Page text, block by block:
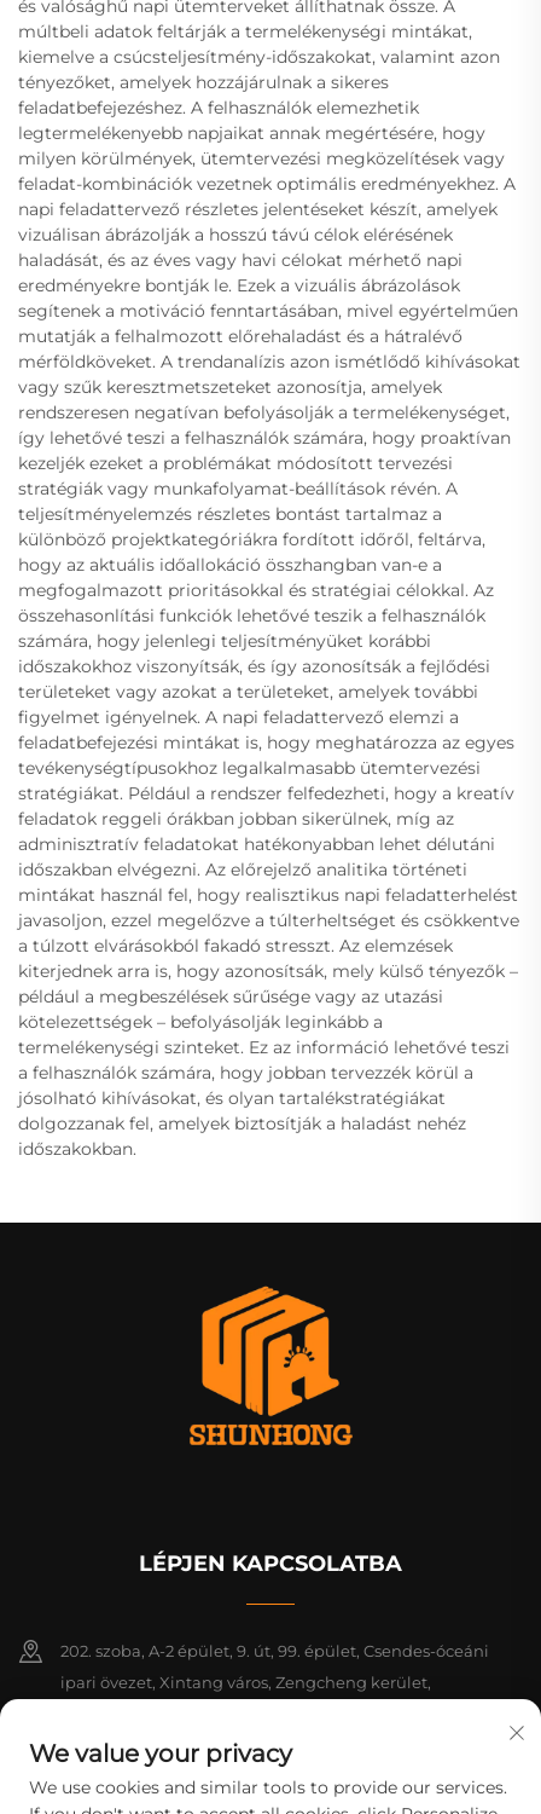
és valósághű napi ütemterveket állíthatnak össze. A
múltbeli adatok feltárják a termelékenységi mintákat,
kiemelve a csúcsteljesítmény-időszakokat, valamint azon
tényezőket, amelyek hozzájárulnak a sikeres
feladatbefejezéshez. A felhasználók elemezhetik
legtermelékenyebb napjaikat annak megértésére, hogy
milyen körülmények, ütemtervezési megközelítések vagy
feladat-kombinációk vezetnek optimális eredményekhez. A
napi feladattervező részletes jelentéseket készít, amelyek
vizuálisan ábrázolják a hosszú távú célok elérésének
haladását, és az éves vagy havi célokat mérhető napi
eredményekre bontják le. Ezek a vizuális ábrázolások
segítenek a motiváció fenntartásában, mivel egyértelműen
mutatják a felhalmozott előrehaladást és a hátralévő
mérföldköveket. A trendanalízis azon ismétlődő kihívásokat
vagy szűk keresztmetszeteket azonosítja, amelyek
rendszeresen negatívan befolyásolják a termelékenységet,
így lehetővé teszi a felhasználók számára, hogy proaktívan
kezeljék ezeket a problémákat módosított tervezési
stratégiák vagy munkafolyamat-beállítások révén. A
teljesítményelemzés részletes bontást tartalmaz a
különböző projektkategóriákra fordított időről, feltárva,
hogy az aktuális időallokáció összhangban van-e a
megfogalmazott prioritásokkal és stratégiai célokkal. Az
összehasonlítási funkciók lehetővé teszik a felhasználók
számára, hogy jelenlegi teljesítményüket korábbi
időszakokhoz viszonyítsák, és így azonosítsák a fejlődési
területeket vagy azokat a területeket, amelyek további
figyelmet igényelnek. A napi feladattervező elemzi a
feladatbefejezési mintákat is, hogy meghatározza az egyes
tevékenységtípusokhoz legalkalmasabb ütemtervezési
stratégiákat. Például a rendszer felfedezheti, hogy a kreatív
feladatok reggeli órákban jobban sikerülnek, míg az
adminisztratív feladatokat hatékonyabban lehet délutáni
időszakban elvégezni. Az előrejelző analitika történeti
mintákat használ fel, hogy realisztikus napi feladatterhelést
javasoljon, ezzel megelőzve a túlterheltséget és csökkentve
a túlzott elvárásokból fakadó stresszt. Az elemzések
kiterjednek arra is, hogy azonosítsák, mely külső tényezők –
például a megbeszélések sűrűsége vagy az utazási
kötelezettségek – befolyásolják leginkább a
termelékenységi szinteket. Ez az információ lehetővé teszi
a felhasználók számára, hogy jobban tervezzék körül a
jósolható kihívásokat, és olyan tartalékstratégiákat
dolgozzanak fel, amelyek biztosítják a haladást nehéz
időszakokban.
LÉPJEN KAPCSOLATBA
202. szoba, A-2 épület, 9. út, 99. épület, Csendes-óceáni
ipari övezet, Xintang város, Zengcheng kerület,
+86-18925142858
We value your privacy
We use cookies and similar tools to provide our services.